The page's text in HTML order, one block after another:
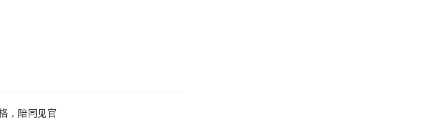
，陪同见官